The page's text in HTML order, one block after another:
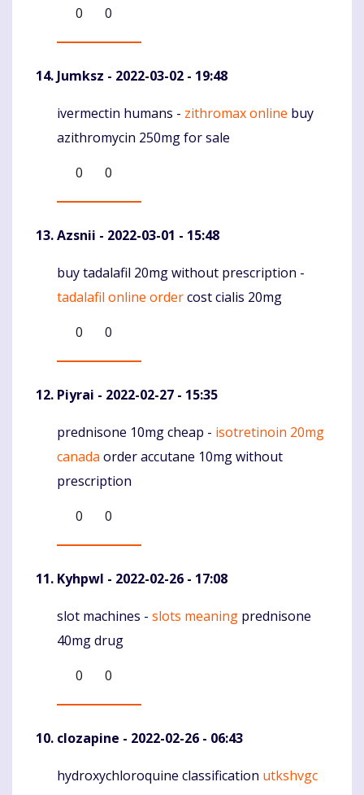
0
0
Jumksz - 2022-03-02 - 19:48
Komentaras
ivermectin humans - zithromax online buy
azithromycin 250mg for sale
0
0
Azsnii - 2022-03-01 - 15:48
Komentaras
buy tadalafil 20mg without prescription -
tadalafil online ordercost cialis 20mg
0
0
Piyrai - 2022-02-27 - 15:35
Komentaras
prednisone 10mg cheap - isotretinoin 20mg
canada order accutane 10mg without
prescription
0
0
Kyhpwl - 2022-02-26 - 17:08
Komentaras
slot machines - slots meaning prednisone
40mg drug
0
0
clozapine - 2022-02-26 - 06:43
Komentaras
hydroxychloroquine classification utkshvgc